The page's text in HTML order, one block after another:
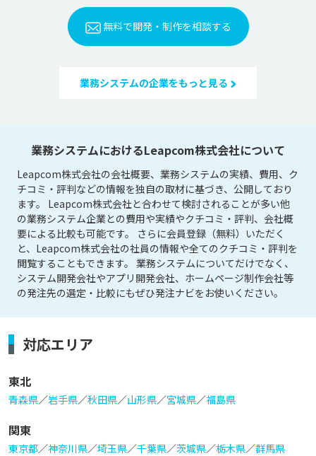
無料で開発・制作を相談する
業務システムの企業をもっと見る
業務システムにおけるLeapcom株式会社について
Leapcom株式会社の会社概要、業務システムの実績、費用、ク
チコミ・評判などの情報を独自の取材に基づき、公開しており
ます。 Leapcom株式会社と合わせて検討されることが多い他
の業務システム企業との費用や実績やクチコミ・評判、会社概
要による比較も可能です。 さらに会員登録（無料）いただく
と、Leapcom株式会社の社員の情報や全てのクチコミ・評判を
閲覧することもできます。 業務システムについてだけでなく、
システム開発会社やアプリ開発会社、ホームページ制作会社等
の発注先の選定・比較にもぜひ発注ナビをお使いください。
対応エリア
東北
青森県／岩手県／秋田県／山形県／宮城県／福島県
関東
東京都／神奈川県／埼玉県／千葉県／茨城県／栃木県／群馬県